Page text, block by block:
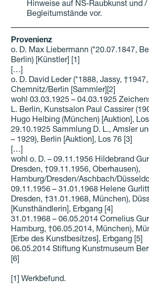
Hinweise auf NS-Raubkunst und
Begleitumstände vor.
Provenienz
o. D. Max Liebermann (*20.07.1847,
Berlin) [Künstler] [1]
[…]
o. D. David Leder (*1888, Jassy,
Chemnitz/Berlin [Sammler][2]
wohl 03.03.1925 – 04.03.1925
L. Berlin, Kunstsalon Paul Cassirer
Hugo Helbing (München) [Auktion], Los
29.10.1925 Sammlung D. L., Amsler
– 1929), Berlin [Auktion], Los 76 [3]
[…]
wohl o. D. – 09.11.1956 Hildebrand
Dresden, †09.11.1956, Oberhausen),
Hamburg/Dresden/Aschbach/
09.11.1956 – 31.01.1968 Helene
Dresden, †31.01.1968, München),
[Kunsthändlerin], Erbgang [4]
31.01.1968 – 06.05.2014 Cornelius
Hamburg, †06.05.2014, München),
[Erbe des Kunstbesitzes], Erbgang [5]
06.05.2014 Stiftung Kunstmuseum
[6]
[1] Werkbefund.